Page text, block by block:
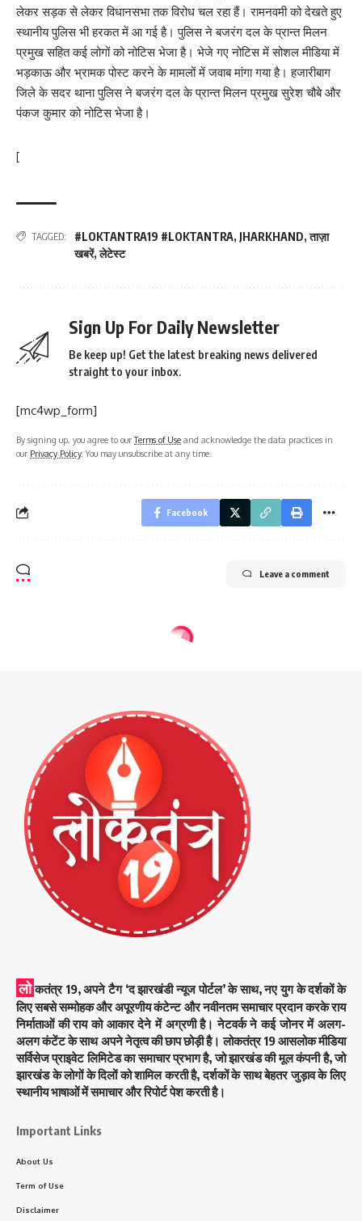
लेकर सड़क से लेकर विधानसभा तक विरोध चल रहा हैं। रामनवमी को देखते हुए
स्थानीय पुलिस भी हरकत में आ गई है। पुलिस ने बजरंग दल के प्रान्त मिलन
प्रमुख सहित कई लोगों को नोटिस भेजा है। भेजे गए नोटिस में सोशल मीडिया में
भड़काऊ और भ्रामक पोस्ट करने के मामलों में जवाब मांगा गया है। हजारीबाग
जिले के सदर थाना पुलिस ने बजरंग दल के प्रान्त मिलन प्रमुख सुरेश चौबे और
पंकज कुमार को नोटिस भेजा है।
[
TAGGED: #LOKTANTRA19 #LOKTANTRA, JHARKHAND,ताज़ा
खबरें,लेटेस्ट
Sign Up For Daily Newsletter
Be keep up! Get the latest breaking news delivered
straight to your inbox.
[mc4wp_form]
By signing up, you agree to ourTerms of Use and acknowledge the data practices in
our Privacy Policy. You may unsubscribe at any time.
Facebook
Leave a comment
लो कतंत्र 19, अपने टैग ‘द झारखंडी न्यूज पोर्टल’ के साथ, नए युग के दर्शकों के
लिए सबसे सम्मोहक और अपूरणीय कंटेन्ट और नवीनतम समाचार प्रदान करके राय
निर्माताओं की राय को आकार देने में अग्रणी है। नेटवर्क ने कई जोनर में अलग-
अलग कंटेंट के साथ अपने नेतृत्व की छाप छोड़ी है। लोकतंत्र 19 आसलोक मीडिया
सर्विसेज प्राइवेट लिमिटेड का समाचार प्रभाग है, जो झारखंड की मूल कंपनी है, जो
झारखंड के लोगों के दिलों को शामिल करती है, दर्शकों के साथ बेहतर जुड़ाव के लिए
स्थानीय भाषाओं में समाचार और रिपोर्ट पेश करती है।
Important Links
About Us
Term of Use
Disclaimer